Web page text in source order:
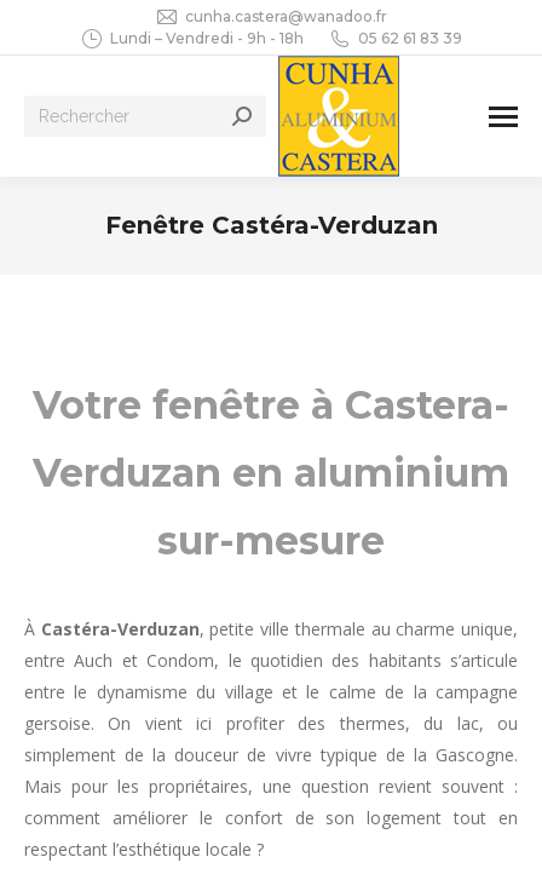
cunha.castera@wanadoo.fr
Lundi – Vendredi - 9h - 18h
05 62 61 83 39
Recherche
Fenêtre Castéra-Verduzan
Votre fenêtre à Castera-
Verduzan en aluminium
sur-mesure
À Castéra-Verduzan, petite ville thermale au charme unique,
entre Auch et Condom, le quotidien des habitants s’articule
entre le dynamisme du village et le calme de la campagne
gersoise. On vient ici profiter des thermes, du lac, ou
simplement de la douceur de vivre typique de la Gascogne.
Mais pour les propriétaires, une question revient souvent :
comment améliorer le confort de son logement tout en
respectant l’esthétique locale ?